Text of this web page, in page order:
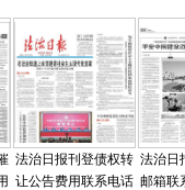
法治日报刊登债权转
让公告费用联系电话
法治日
邮箱联